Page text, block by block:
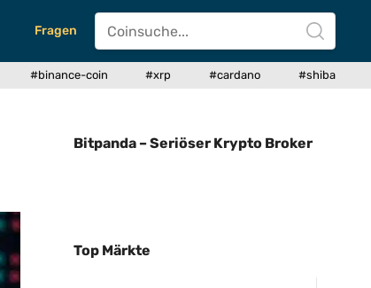
Fragen
#binance-coin #xrp #cardano #shiba
Bitpanda – Seriöser Krypto Broker
Top Märkte